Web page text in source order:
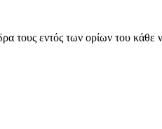
τους εντός των ορίων του κάθε